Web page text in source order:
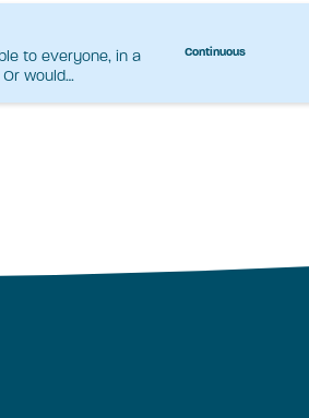
to everyone, in a
would…
Continuous